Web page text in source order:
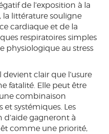
de l’exposition à la
la littérature souligne
cardiaque et de la
respiratoires simples
physiologique au stress
clair que l’usure
fatalité. Elle peut être
combinaison
systémiques. Les
d’aide gagneront à
comme une priorité,